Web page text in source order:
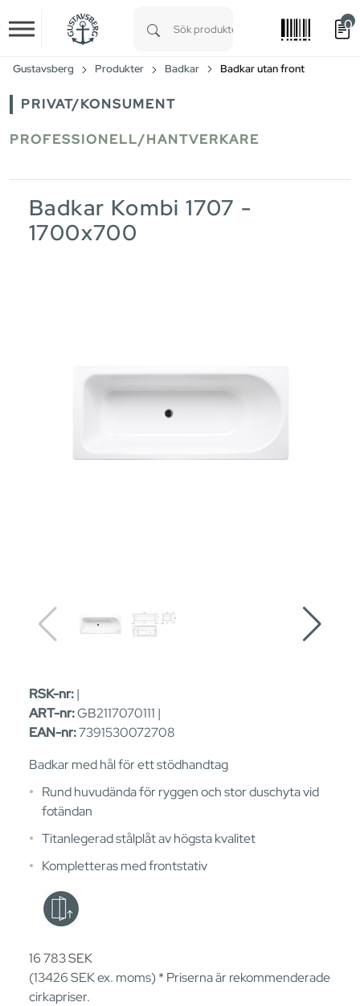
Skip to main content
0
Gustavsberg Produkter Badkar Badkar utan front
PRIVAT/KONSUMENT
PROFESSIONELL/HANTVERKARE
Badkar Kombi 1707 -
1700x700
RSK-nr:|
ART-nr:GB2117070111 |
EAN-nr:7391530072708
Badkar med hål för ett stödhandtag
Rund huvudända för ryggen och stor duschyta vid
fotändan
Titanlegerad stålplåt av högsta kvalitet
Kompletteras med frontstativ
16 783SEK
(13426SEKex. moms) * Priserna är rekommenderade
cirkapriser.